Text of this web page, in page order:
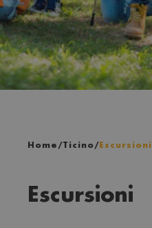
Home /Ticino/Escursioni
Escursioni